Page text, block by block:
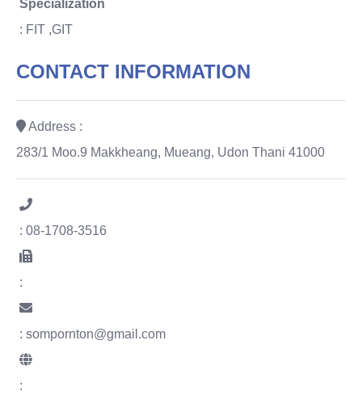
Specialization
: FIT ,GIT
CONTACT INFORMATION
Address :
283/1 Moo.9 Makkheang, Mueang, Udon Thani 41000
: 08-1708-3516
:
: sompornton@gmail.com
: